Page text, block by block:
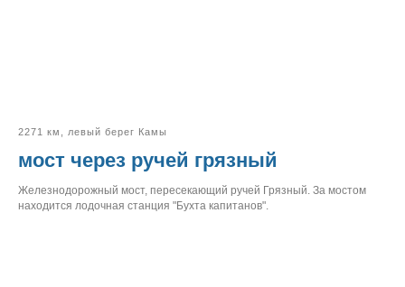
2271 км, левый берег Камы
мост через ручей грязный
Железнодорожный мост, пересекающий ручей Грязный. За мостом
находится лодочная станция "Бухта капитанов".